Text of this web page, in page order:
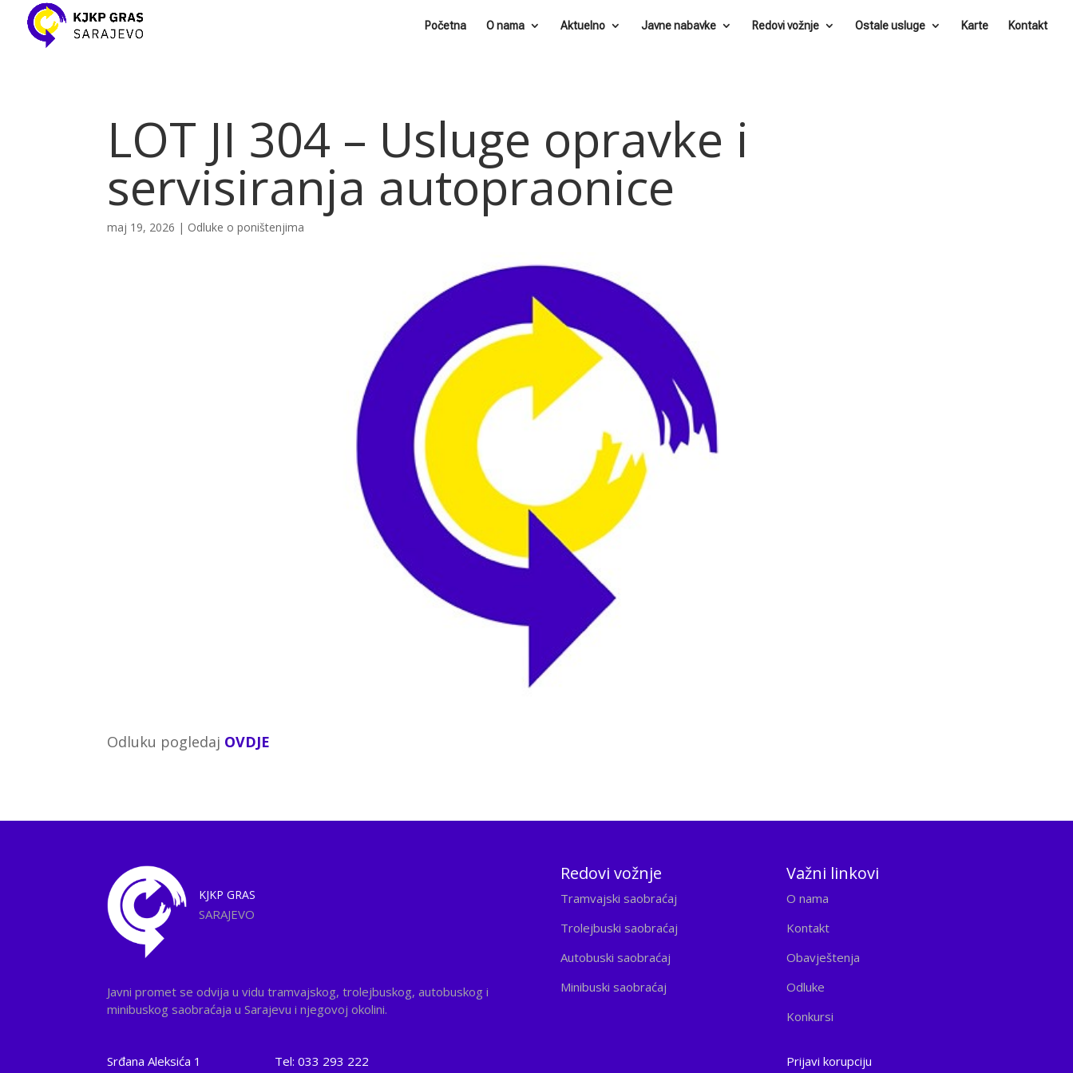
Početna O nama Aktuelno Javne nabavke Redovi vožnje Ostale usluge Karte Kontakt
LOT JI 304 – Usluge opravke i
servisiranja autopraonice
maj 19, 2026 | Odluke o poništenjima
Odluku pogledaj OVDJE
KJKP GRAS
SARAJEVO
Javni promet se odvija u vidu tramvajskog, trolejbuskog, autobuskog i
minibuskog saobraćaja u Sarajevu i njegovoj okolini.
Redovi vožnje
Tramvajski saobraćaj
Trolejbuski saobraćaj
Autobuski saobraćaj
Minibuski saobraćaj
Važni linkovi
O nama
Kontakt
Obavještenja
Odluke
Konkursi
Srđana Aleksića 1 Tel: 033 293 222 Prijavi korupciju